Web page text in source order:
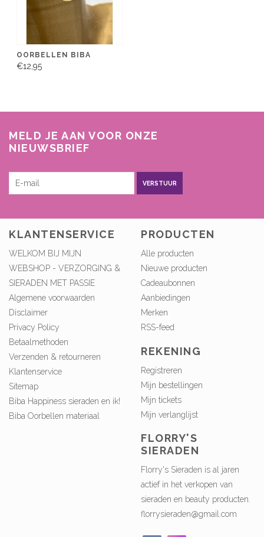
OORBELLEN BIBA
€12,95
MELD JE AAN VOOR ONZE
NIEUWSBRIEF
VERSTUUR
KLANTENSERVICE
WELKOM BIJ MIJN
WEBSHOP - VERZORGING &
SIERADEN MET PASSIE
Algemene voorwaarden
Disclaimer
Privacy Policy
Betaalmethoden
Verzenden & retourneren
Klantenservice
Sitemap
Biba Happiness sieraden en ik!
Biba Oorbellen materiaal
PRODUCTEN
Alle producten
Nieuwe producten
Cadeaubonnen
Aanbiedingen
Merken
RSS-feed
REKENING
Registreren
Mijn bestellingen
Mijn tickets
Mijn verlanglijst
FLORRY'S
SIERADEN
Florry's Sieraden is al jaren
actief in het verkopen van
sieraden en beauty producten.
florrysieraden@gmail.com